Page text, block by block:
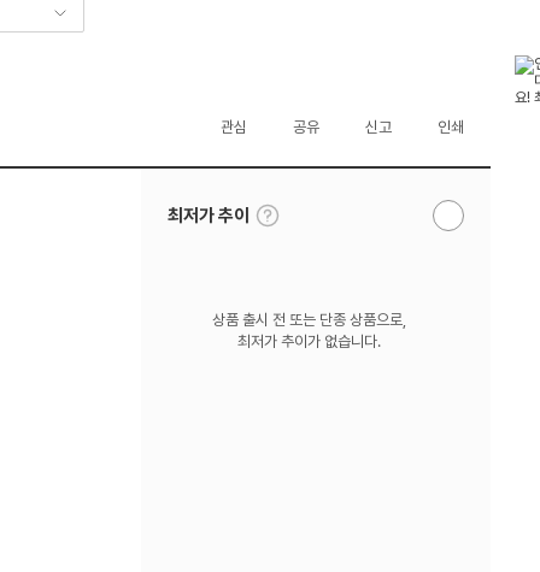
관심 공유 신고 인쇄
최저가 추이
툴
팁
알
상품 출시 전 또는 단종 상품으로,
최저가 추이가 없습니다.